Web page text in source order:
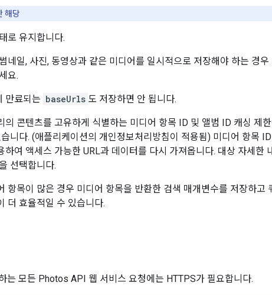
해당
로 유지합니다.
네일, 사진, 동영상과 같은 미디어를 일시적으로 저장해야 하는 경
요.
만료되는 baseUrls 도 저장하면 안 됩니다.
의 콘텐츠를 고유하게 식별하는 미디어 항목 ID 및 앨범 ID 캐싱 제
니다. (애플리케이션의 개인정보처리방침이 적용됨) 미디어 항목
하여 액세스 가능한 URL과 데이터를 다시 가져옵니다. 대상 자세한
선택합니다.
항목이 많은 경우 미디어 항목을 반환한 검색 매개변수를 저장하고
더 효율적일 수 있습니다.
는 모든 Photos API 웹 서비스 요청에는 HTTPS가 필요합니다.